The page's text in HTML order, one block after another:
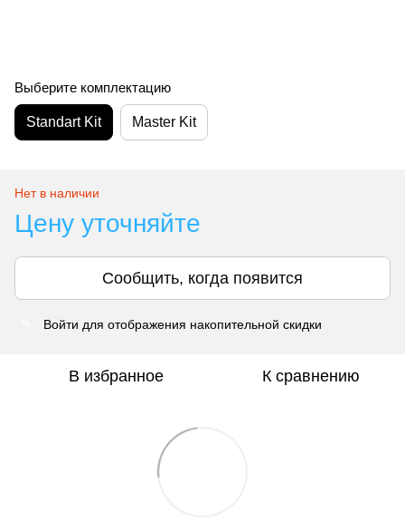
Выберите комплектацию
Standart Kit Master Kit
Нет в наличии
Цену уточняйте
Сообщить, когда появится
Войти для отображения накопительной скидки
В избранное К сравнению